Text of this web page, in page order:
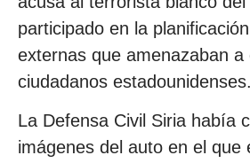
participado en la
externas que amenazaban a
ciudadanos estadounidenses.
La Defensa Civil Siria había
imágenes del auto en el que